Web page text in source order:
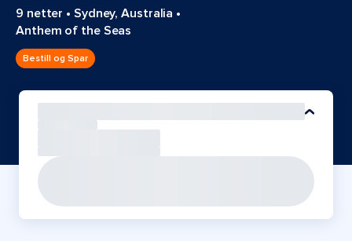
9 netter • Sydney, Australia •
Anthem of the Seas
Bestill og Spar